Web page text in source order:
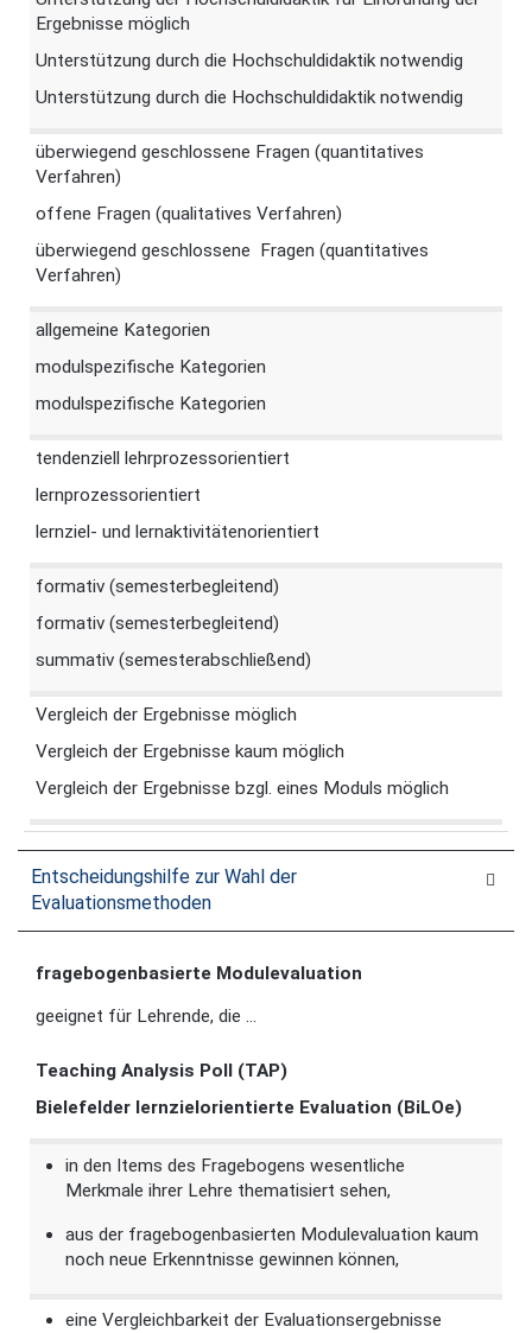
Ergebnisse möglich
Unterstützung durch die Hochschuldidaktik notwendig
Unterstützung durch die Hochschuldidaktik notwendig
überwiegend geschlossene Fragen (quantitatives
Verfahren)
offene Fragen (qualitatives Verfahren)
überwiegend geschlossene Fragen (quantitatives
Verfahren)
allgemeine Kategorien
modulspezifische Kategorien
modulspezifische Kategorien
tendenziell lehrprozessorientiert
lernprozessorientiert
lernziel- und lernaktivitätenorientiert
formativ (semesterbegleitend)
formativ (semesterbegleitend)
summativ (semesterabschließend)
Vergleich der Ergebnisse möglich
Vergleich der Ergebnisse kaum möglich
Vergleich der Ergebnisse bzgl. eines Moduls möglich
Entscheidungshilfe zur Wahl der
Evaluationsmethoden
fragebogenbasierte Modulevaluation
geeignet für Lehrende, die ...
Teaching Analysis Poll (TAP)
Bielefelder lernzielorientierte Evaluation (BiLOe)
in den Items des Fragebogens wesentliche
Merkmale ihrer Lehre thematisiert sehen,
aus der fragebogenbasierten Modulevaluation kaum
noch neue Erkenntnisse gewinnen können,
eine Vergleichbarkeit der Evaluationsergebnisse